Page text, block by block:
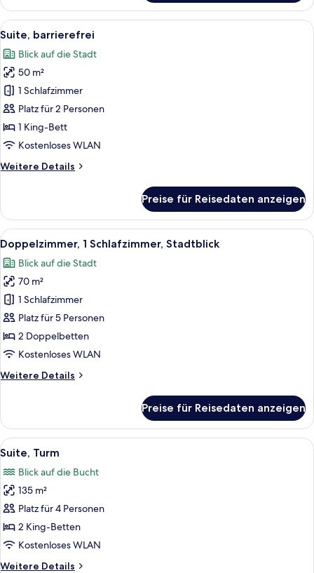
2 Schlafzimmer,
Balkon,
Buchtblick
Alle
Fotos
für
Suite,
barrierefrei
anzeigen
Ein Zimmer mit einem großen Bett,
4
Suite, barrierefrei
Blick auf die Stadt
50 m²
1 Schlafzimmer
Platz für 2 Personen
1 King-Bett
Kostenloses WLAN
Weitere Details
Weitere
barrierefrei
Preise für Reisedaten anzeigen
Alle
Fotos
für
Doppelzimmer,
Schlafzimmer,
Stadtblick
anzeigen
Ein Hotelzimmer mit zwei Betten,
4
Doppelzimmer, 1 Schlafzimmer, Stadtblick
Blick auf die Stadt
70 m²
1 Schlafzimmer
Platz für 5 Personen
2 Doppelbetten
Kostenloses WLAN
Weitere Details
Weitere
1
Schlafzimmer,
Stadtblick
Preise für Reisedaten anzeigen
Alle
Fotos
für
Suite,
Turm
anzeigen
Ein moderner Balkon mit
9
Suite, Turm
Blick auf die Bucht
135 m²
Platz für 4 Personen
2 King-Betten
Kostenloses WLAN
Weitere Details
Weitere